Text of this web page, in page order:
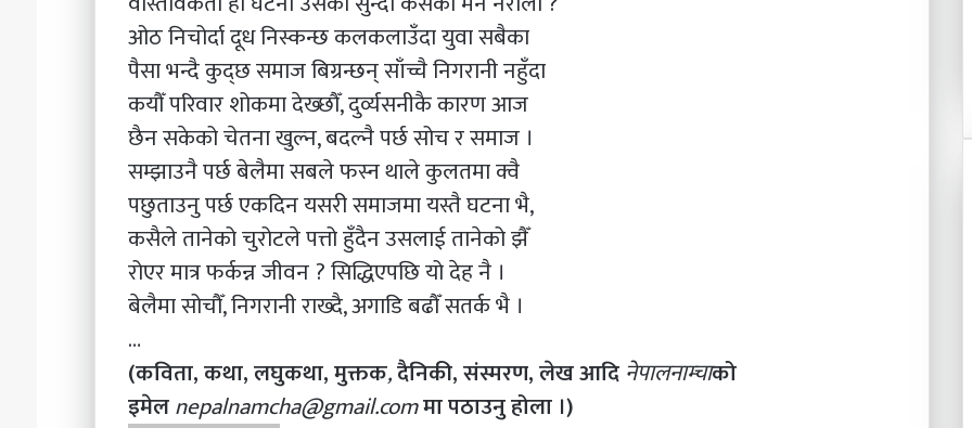
ओठ निचोर्दा दूध निस्कन्छ कलकलाउँदा युवा सबैका
पैसा भन्दै कुद्छ समाज बिग्रन्छन् साँच्चै निगरानी नहुँदा
कयौँ परिवार शोकमा देख्छाैँ, दुर्व्यसनीकै कारण आज
छैन सकेको चेतना खुल्न, बदल्नै पर्छ सोच र समाज ।
सम्झाउनै पर्छ बेलैमा सबले फस्न थाले कुलतमा क्वै
पछुताउनु पर्छ एकदिन यसरी समाजमा यस्तै घटना भै,
कसैले तानेको चुरोटले पत्तो हुँदैन उसलाई तानेको झैँ
रोएर मात्र फर्कन्न जीवन ? सिद्धिएपछि यो देह नै ।
बेलैमा सोचाैँ, निगरानी राख्दै, अगाडि बढाैँ सतर्क भै ।
…
(कविता, कथा, लघुकथा, मुक्तक,दैनिकी, संस्मरण, लेख आदि नेपालनाम्चाको
इमेलnepalnamcha@gmail.comमा पठाउनु होला ।)